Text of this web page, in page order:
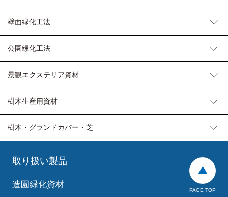
壁面緑化工法
公園緑化工法
景観エクステリア資材
樹木生産用資材
樹木・グランドカバー・芝
PAGE TOP
取り扱い製品
造園緑化資材